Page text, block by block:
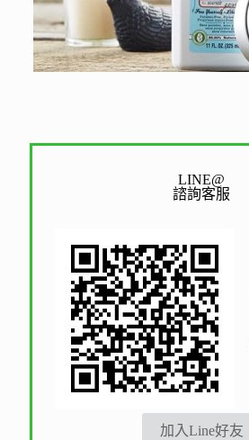
LINE@
諮詢客服
加入Line好友